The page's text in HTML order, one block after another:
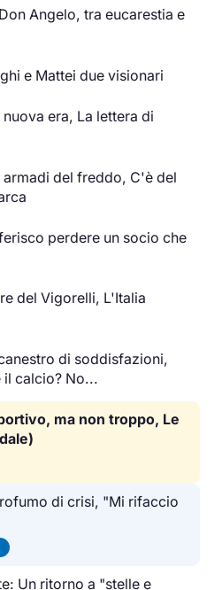
Angelo, tra eucarestia e
e Mattei due visionari
era, La lettera di
armadi del freddo, C'è del
perdere un socio che
del Vigorelli, L'Italia
di soddisfazioni,
il calcio? No...
ma non troppo, Le
di crisi, "Mi rifaccio
Un ritorno a "stelle e